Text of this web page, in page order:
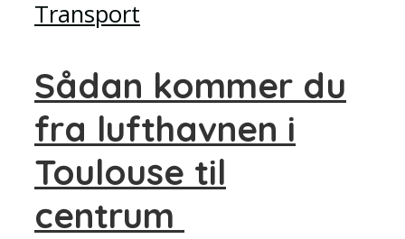
Transport
Sådan kommer du
fra lufthavnen i
Toulouse til
centrum